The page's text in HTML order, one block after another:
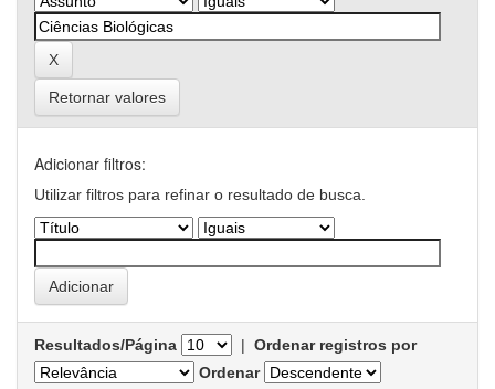
Retornar valores
Adicionar filtros:
Utilizar filtros para refinar o resultado de busca.
Resultados/Página | Ordenar registros por
Ordenar